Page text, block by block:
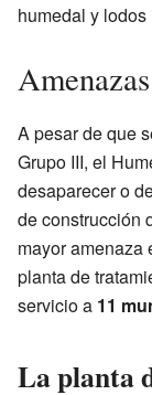
humedal y
A pesar de que
Grupo III, el
desaparecer o
de construcción
mayor amenaza
planta de
servicio a 11
La planta